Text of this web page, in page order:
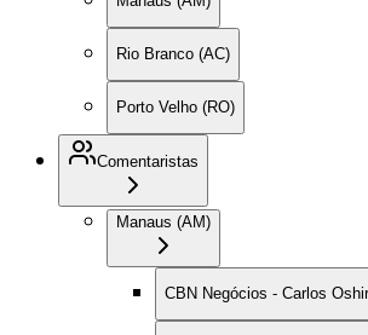
Rio Branco (AC)
Porto Velho (RO)
Comentaristas
Manaus (AM)
CBN Negócios - Carlos